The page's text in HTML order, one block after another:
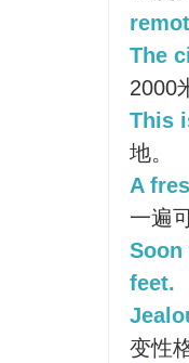
The
2000
This
地。
A
一遍
Soon
feet.
变性